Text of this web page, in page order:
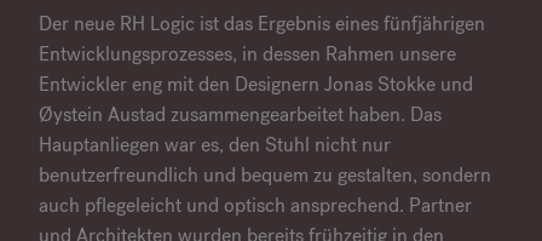
Der neue RH Logic ist das Ergebnis eines fünfjährigen
Entwicklungsprozesses, in dessen Rahmen unsere
Entwickler eng mit den Designern Jonas Stokke und
Øystein Austad zusammengearbeitet haben. Das
Hauptanliegen war es, den Stuhl nicht nur
benutzerfreundlich und bequem zu gestalten, sondern
auch pflegeleicht und optisch ansprechend. Partner
und Architekten wurden bereits frühzeitig in den